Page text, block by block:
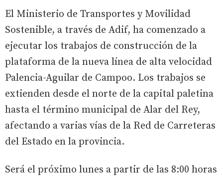
El Ministerio de Transportes y Movilidad
Sostenible, a través de Adif, ha comenzado a
ejecutar los trabajos de construcción de la
plataforma de la nueva línea de alta velocidad
Palencia-Aguilar de Campoo. Los trabajos se
extienden desde el norte de la capital paletina
hasta el término municipal de Alar del Rey,
afectando a varias vías de la Red de Carreteras
del Estado en la provincia.
Será el próximo lunes a partir de las 8:00 horas